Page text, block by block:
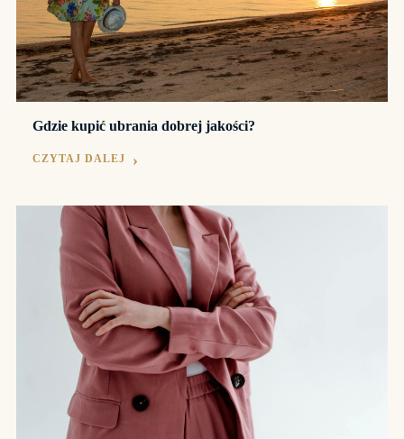
Gdzie kupić ubrania dobrej jakości?
CZYTAJ DALEJ